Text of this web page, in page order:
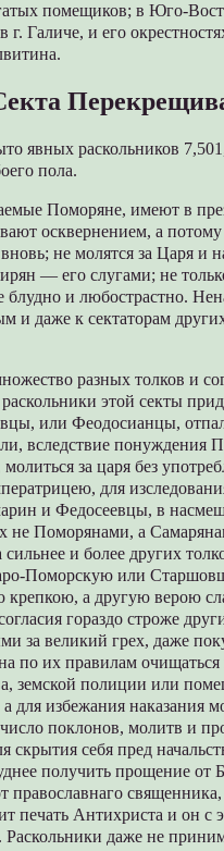
помещиков; в Юго-
Галиче, и его
явных раскольников
пола.
Поморяне, имеют в
осквернением, а
не молятся за Царя и
— его слугами; не
и любострастно.
и даже к сектаторам
разных толков и
этой секты
или Феодосианцы,
вследствие понуждения
за царя без
для
и Федосеевцы, в
не Поморянами, а
и более других
Поморскую или
крепкою, а другую верою
гораздо строже
за великий грех, даже
по их правилам
земской полиции или
для избежания наказания
число поклонов, молитв и
скрытия себя пред
получить прощение от
православнаго
печать Антихриста и он с
Раскольники даже не